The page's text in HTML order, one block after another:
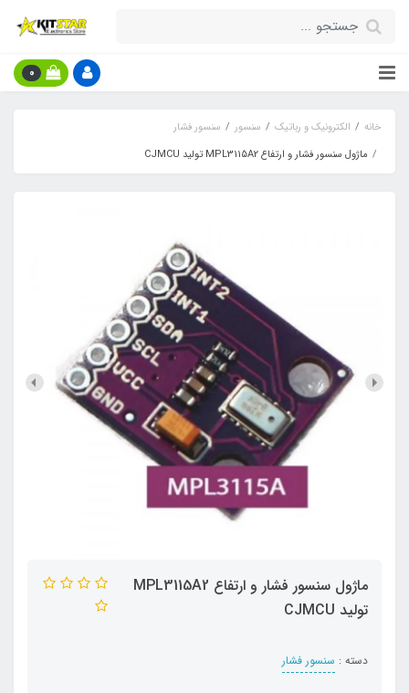
0
خانه الکترونیک و رباتیک سنسور
سنسور فشار
ماژول سنسور فشار و ارتفاع MPL3115A2 تولید CJMCU
ماژول سنسور فشار و ارتفاع MPL3115A2
تولید CJMCU
دسته : سنسور فشار